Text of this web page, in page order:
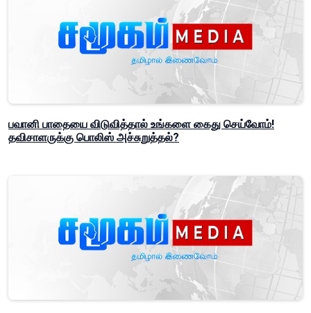
பவானி பாதையை விடுவித்தால் உங்களை கைது செய்வோம்!
தவிசாளருக்கு பொலிஸ் அச்சுறுத்தல்?